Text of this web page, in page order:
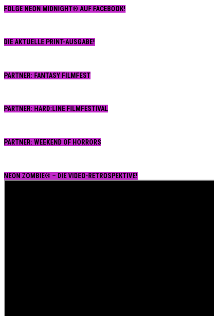
FOLGE NEON MIDNIGHT® AUF FACEBOOK!
DIE AKTUELLE PRINT-AUSGABE!
PARTNER: FANTASY FILMFEST
PARTNER: HARD:LINE FILMFESTIVAL
PARTNER: WEEKEND OF HORRORS
NEON ZOMBIE® – DIE VIDEO-RETROSPEKTIVE!